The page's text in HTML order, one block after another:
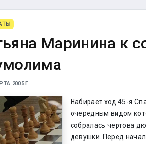
Маринина к
2005 Г.
Набирает ход 45-я
очередным видом
собралась чертова
девушки. Перед